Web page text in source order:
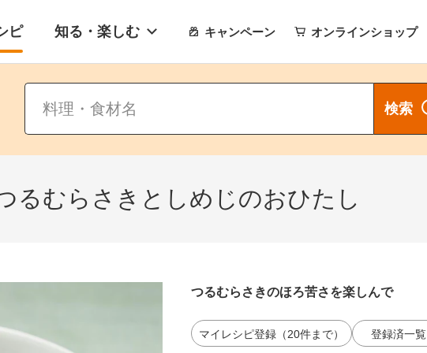
ピ 知る・楽しむ キャンペーン オンラインショップ
検索
るむらさきとしめじのおひたし
つるむらさきのほろ苦さを楽しんで
マイレシピ登録（20件まで） 登録済一覧